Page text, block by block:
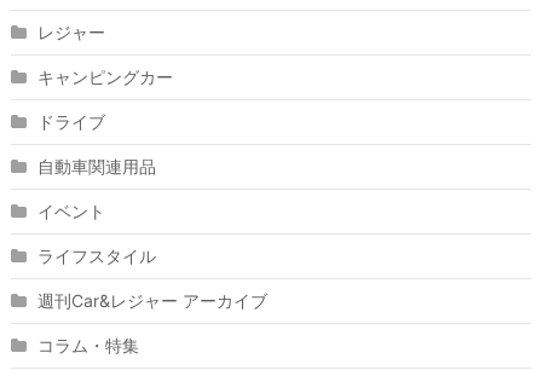
レジャー
キャンピングカー
ドライブ
自動車関連用品
イベント
ライフスタイル
週刊Car&レジャー アーカイブ
コラム・特集